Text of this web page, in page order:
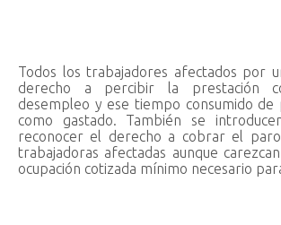
Todos los trabajadores afectados por
derecho a percibir la prestación
desempleo y ese tiempo consumido de
como gastado. También se
reconocer el derecho a cobrar el
trabajadoras afectadas aunque
ocupación cotizada mínimo necesario